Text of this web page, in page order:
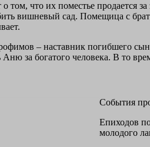
том, что их поместье продается
вишневый сад. Помещица с
– наставник погибшего
за богатого человека. В то
События
Епиходов
молодого